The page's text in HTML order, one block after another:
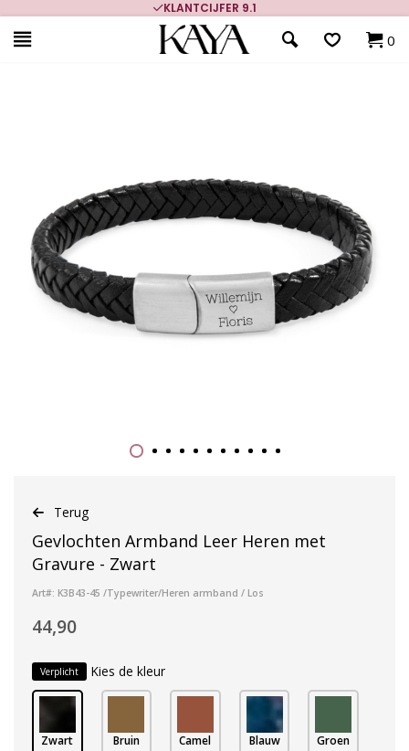
KLANTCIJFER 9.1
0
Terug
Gevlochten Armband Leer Heren met
Gravure - Zwart
Art#: K3B43-45 /Typewriter/Heren armband / Los
44,90
Verplicht Kies de kleur
Zwart Bruin Camel Blauw Groen